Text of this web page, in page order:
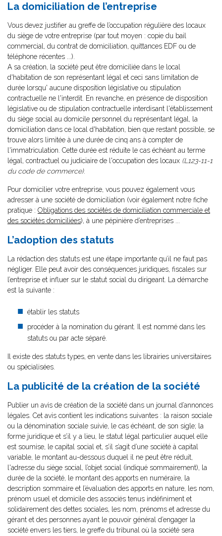
La domiciliation de l’entreprise
Vous devez justifier au greffe de l’occupation régulière des locaux
du siège de votre entreprise (par tout moyen : copie du bail
commercial, du contrat de domiciliation, quittances EDF ou de
téléphone récentes ...).
A sa création, la société peut être domiciliée dans le local
d'habitation de son représentant légal et ceci sans limitation de
durée lorsqu' aucune disposition législative ou stipulation
contractuelle ne l'interdit. En revanche, en présence de disposition
législative ou de stipulation contractuelle interdisant l'établissement
du siège social au domicile personnel du représentant légal, la
domiciliation dans ce local d'habitation, bien que restant possible, se
trouve alors limitée à une durée de cinq ans à compter de
l'immatriculation. Cette durée est réduite le cas échéant au terme
légal, contractuel ou judiciaire de l'occupation des locaux (L123-11-1
du code de commerce).
Pour domicilier votre entreprise, vous pouvez également vous
adresser à une société de domiciliation (voir également notre fiche
pratique : Obligations des sociétés de domiciliation commerciale et
des sociétés domiciliées), à une pépinière d’entreprises ...
L’adoption des statuts
La rédaction des statuts est une étape importante qu’il ne faut pas
négliger. Elle peut avoir des conséquences juridiques, fiscales sur
l’entreprise et influer sur le statut social du dirigeant. La démarche
est la suivante :
établir les statuts
procéder à la nomination du gérant. Il est nommé dans les
statuts ou par acte séparé.
Il existe des statuts types, en vente dans les librairies universitaires
ou spécialisées.
La publicité de la création de la société
Publier un avis de création de la société dans un journal d’annonces
légales. Cet avis contient les indications suivantes : la raison sociale
ou la dénomination sociale suivie, le cas échéant, de son sigle; la
forme juridique et s’il y a lieu, le statut légal particulier auquel elle
est soumise, le capital social et, s’il s’agit d’une société à capital
variable, le montant au-dessous duquel il ne peut être réduit,
l'adresse du siège social, l’objet social (indiqué sommairement), la
durée de la société, le montant des apports en numéraire, la
description sommaire et l’évaluation des apports en nature, les nom,
prénom usuel et domicile des associés tenus indéfiniment et
solidairement des dettes sociales, les nom, prénoms et adresse du
gérant et des personnes ayant le pouvoir général d’engager la
société envers les tiers, le greffe du tribunal où la société sera